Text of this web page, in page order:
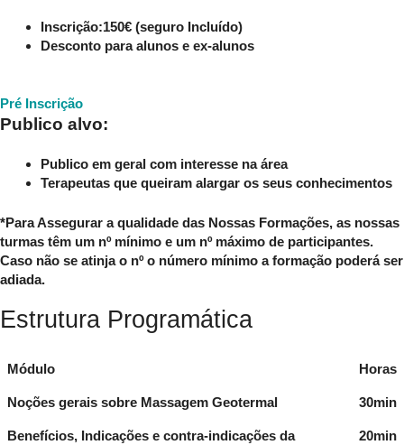
Inscrição:150€ (seguro Incluído)
Desconto para alunos e ex-alunos
Pré Inscrição
Publico alvo:
Publico em geral com interesse na área
Terapeutas que queiram alargar os seus conhecimentos
*Para Assegurar a qualidade das Nossas Formações, as nossas
turmas têm um nº mínimo e um nº máximo de participantes.
Caso não se atinja o nº o número mínimo a formação poderá ser
adiada.
Estrutura Programática
Módulo Horas
Noções gerais sobre Massagem Geotermal 30min
Benefícios, Indicações e contra-indicações da
20min